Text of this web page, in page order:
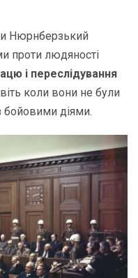
Нюрнберзький
проти людяності
і переслідування
коли вони не були
бойовими діями.